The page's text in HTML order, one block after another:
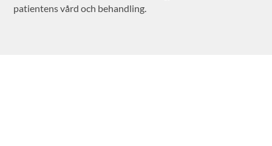
patientens vård och behandling.